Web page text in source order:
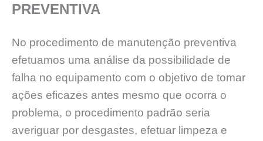
PREVENTIVA
No procedimento de manutenção preventiva
efetuamos uma análise da possibilidade de
falha no equipamento com o objetivo de tomar
ações eficazes antes mesmo que ocorra o
problema, o procedimento padrão seria
averiguar por desgastes, efetuar limpeza e